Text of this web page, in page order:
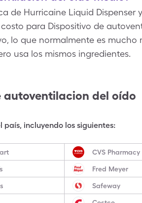
de Hurricaine Liquid Dispenser
para Dispositivo de
lo que normalmente es mucho
usa los mismos ingredientes.
autoventilacion del oído
incluyendo los siguientes:
CVS Pharmacy
Fred Meyer
Safeway